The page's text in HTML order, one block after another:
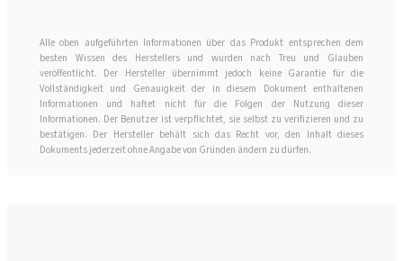
Alle oben aufgeführten Informationen über das Produkt entsprechen dem
besten Wissen des Herstellers und wurden nach Treu und Glauben
veröffentlicht. Der Hersteller übernimmt jedoch keine Garantie für die
Vollständigkeit und Genauigkeit der in diesem Dokument enthaltenen
Informationen und haftet nicht für die Folgen der Nutzung dieser
Informationen. Der Benutzer ist verpflichtet, sie selbst zu verifizieren und zu
bestätigen. Der Hersteller behält sich das Recht vor, den Inhalt dieses
Dokuments jederzeit ohne Angabe von Gründen ändern zu dürfen.